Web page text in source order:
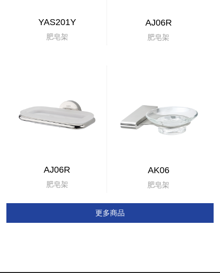
YAS201Y
肥皂架
AJ06R
肥皂架
AJ06R
肥皂架
AK06
肥皂架
更多商品